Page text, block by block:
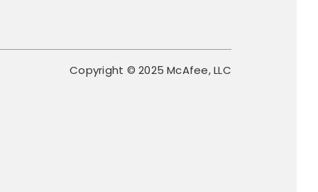
Copyright © 2025 McAfee, LLC